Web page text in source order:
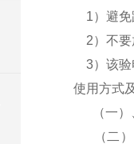
1）避免
2）不要
3）该验
使用方式
（一
（二）